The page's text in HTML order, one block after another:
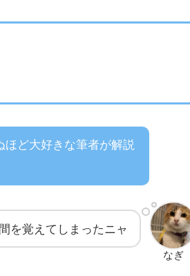
ど大好きな筆者が解説
なぎ
を覚えてしまったニャ